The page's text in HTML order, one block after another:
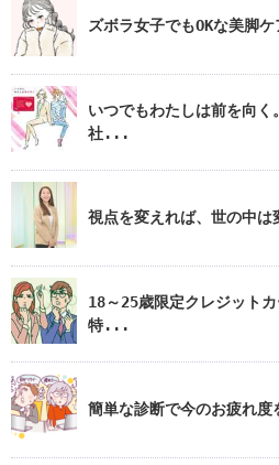
ズボラ女子でもOKな美脚ケ
いつでもわたしは前を向
社...
視点を変えれば、世の中
18～25歳限定クレジット
特...
簡単な診断で今のお疲れ度